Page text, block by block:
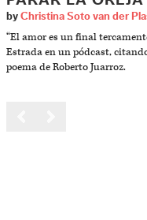
by Christina Soto van der
“El amor es un final
Estrada en un pódcast,
poema de Roberto Juarroz.